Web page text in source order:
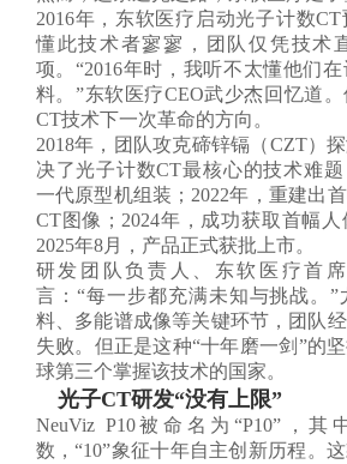
2016年，东软医疗启动光子计数
懂此技术者寥寥，团队仅凭技术
项。“2016年时，我听不太懂他们
料。”东软医疗CEO武少杰回忆道
CT技术下一次革命的方向。
2018年，团队攻克碲锌镉（CZT）
决了光子计数CT最核心的技术难题
一代原型机组装；2022年，重建出
CT图像；2024年，成功获取首幅
2025年8月，产品正式获批上市。
研发团队负责人、东软医疗首
言：“每一步都充满未知与挑战。
料、多能谱成像等关键环节，团队
失败。但正是这种“十年磨一剑”的
球第三个掌握该技术的国家。
光子CT研发“没有上限”
NeuViz P10被命名为“P10”，其
数，“10”象征十年自主创新历程。